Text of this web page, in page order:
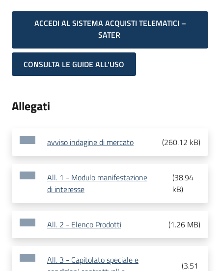
ACCEDI AL SISTEMA ACQUISTI TELEMATICI –
SATER
CONSULTA LE GUIDE ALL'USO
Allegati
avviso indagine di mercato (260.12 kB)
All. 1 - Modulo manifestazione
di interesse
(38.94
kB)
All. 2 - Elenco Prodotti (1.26 MB)
All. 3 - Capitolato speciale e
(3.51